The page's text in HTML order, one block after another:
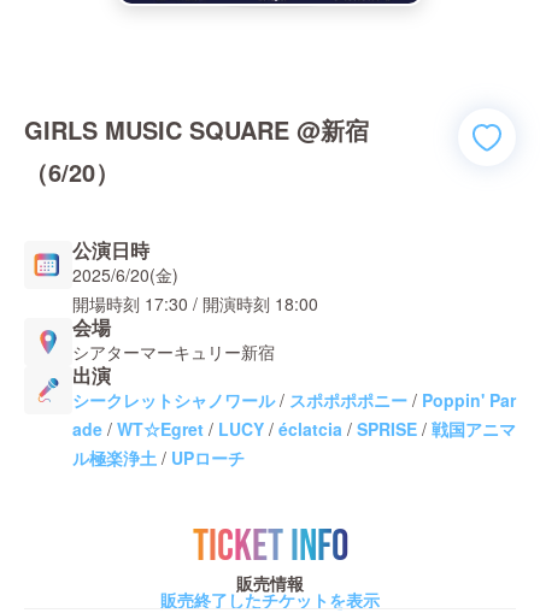
GIRLS MUSIC SQUARE @新宿
（6/20）
公演日時
2025/6/20(金)
開場時刻 17:30 / 開演時刻 18:00
会場
シアターマーキュリー新宿
出演
シークレットシャノワール/ スポポポポニー / Poppin' Par
ade / WT☆Egret / LUCY / éclatcia / SPRISE / 戦国アニマ
ル極楽浄土 / UPローチ
TICKET INFO
販売情報
販売終了したチケットを表示